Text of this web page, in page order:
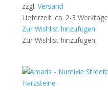
zzgl. Versand
Lieferzeit: ca. 2-3 Werktage
Zur Wishlist hinzufügen
Zur Wishlist hinzufügen